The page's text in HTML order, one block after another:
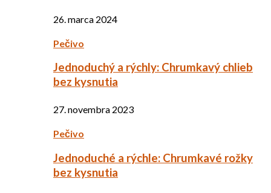
26. marca 2024
Pečivo
Jednoduchý a rýchly: Chrumkavý chlieb
bez kysnutia
27. novembra 2023
Pečivo
Jednoduché a rýchle: Chrumkavé rožky
bez kysnutia